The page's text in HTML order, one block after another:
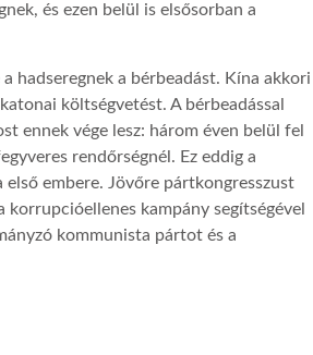
és ezen belül is elsősorban a
hadseregnek a bérbeadást. Kína akkori
költségvetést. A bérbeadással
ennek vége lesz: három éven belül fel
rendőrségnél. Ez eddig a
embere. Jövőre pártkongresszust
kampány segítségével
kommunista pártot és a